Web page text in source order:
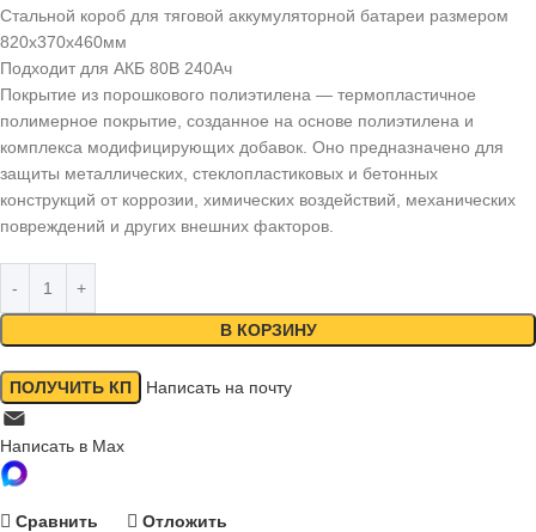
Стальной короб для тяговой аккумуляторной батареи размером
820х370х460мм
Подходит для АКБ 80В 240Ач
Покрытие из порошкового полиэтилена — термопластичное
полимерное покрытие, созданное на основе полиэтилена и
комплекса модифицирующих добавок. Оно предназначено для
защиты металлических, стеклопластиковых и бетонных
конструкций от коррозии, химических воздействий, механических
повреждений и других внешних факторов.
В КОРЗИНУ
ПОЛУЧИТЬ КП Написать на почту
Написать в Max
Сравнить Отложить